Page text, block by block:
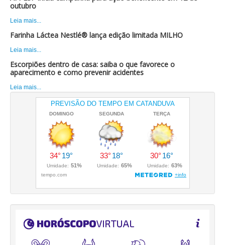
outubro
Leia mais...
Farinha Láctea Nestlé® lança edição limitada MILHO
Leia mais...
Escorpiões dentro de casa: saiba o que favorece o
aparecimento e como prevenir acidentes
Leia mais...